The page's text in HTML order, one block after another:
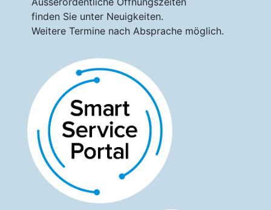
finden Sie unter Neuigkeiten.
Weitere Termine nach Absprache möglich.